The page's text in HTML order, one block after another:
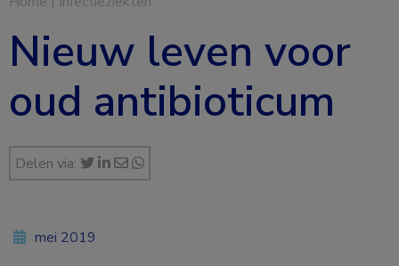
Nieuw leven voor
oud antibioticum
Delen via:
mei 2019